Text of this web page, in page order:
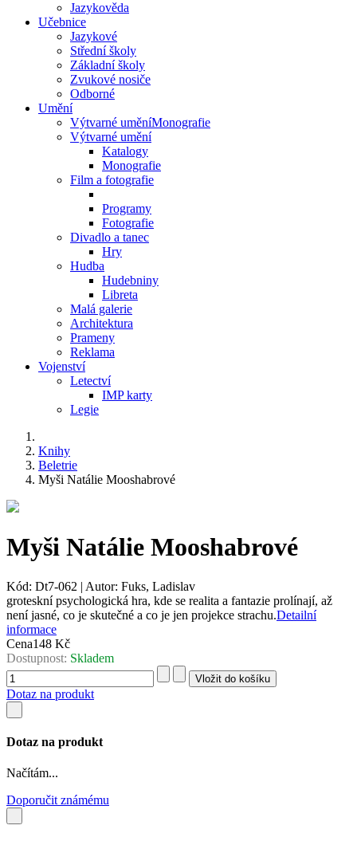
Jazykověda
Učebnice
Jazykové
Střední školy
Základní školy
Zvukové nosiče
Odborné
Umění
Výtvarné uměníMonografie
Výtvarné umění
Katalogy
Monografie
Film a fotografie
Programy
Fotografie
Divadlo a tanec
Hry
Hudba
Hudebniny
Libreta
Malá galerie
Architektura
Prameny
Reklama
Vojenství
Letectví
IMP karty
Legie
Knihy
Beletrie
Myši Natálie Mooshabrové
Myši Natálie Mooshabrové
Kód: Dt7-062 | Autor: Fuks, Ladislav
groteskní psychologická hra, kde se realita a fantazie prolínají, až
není jasné, co je skutečné a co je jen projekce strachu.Detailní
informace
Cena148 Kč
Dostupnost: Skladem
Dotaz na produkt
Dotaz na produkt
Načítám...
Doporučit známému